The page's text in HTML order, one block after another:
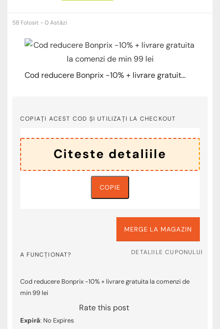
58 Folosit - 0 Astăzi
Cod reducere Bonprix -10% + livrare gratuita la comenzi de min 99 lei
COPIAȚI ACEST COD ȘI UTILIZAȚI LA CHECKOUT
COPIE
MERGE LA MAGAZIN
A FUNCȚIONAT? DETALIILE CUPONULUI
Cod reducere Bonprix -10% + livrare gratuita la comenzi de
min 99 lei
Rate this post
Expiră: No Expires